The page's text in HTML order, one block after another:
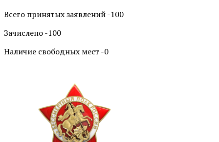
Всего принятых заявлений -100
Зачислено -100
Наличие свободных мест -0